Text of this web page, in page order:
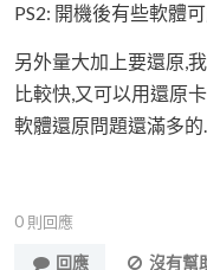
PS2: 開機後有些軟體
另外量大加上要還原,
比較快,又可以用還原
軟體還原問題還滿多的.
0 則回應
回應
沒有幫